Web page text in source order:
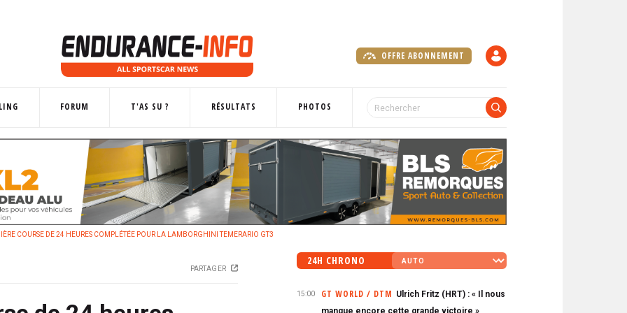
OFFRE ABONNEMENT
FORUM T'AS SU ? RÉSULTATS PHOTOS
COURSE DE 24 HEURES COMPLÉTÉE POUR LA LAMBORGHINI TEMERARIO GT3
PARTAGER
24H CHRONO
15:00 GT WORLD / DTM Ulrich Fritz (HRT) : « Il nous
manque encore cette grande victoire »